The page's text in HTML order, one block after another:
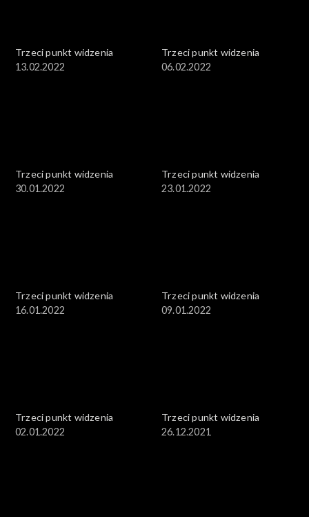
Trzeci punkt widzenia
13.02.2022
Trzeci punkt widzenia
06.02.2022
Trzeci punkt widzenia
30.01.2022
Trzeci punkt widzenia
23.01.2022
Trzeci punkt widzenia
16.01.2022
Trzeci punkt widzenia
09.01.2022
Trzeci punkt widzenia
02.01.2022
Trzeci punkt widzenia
26.12.2021